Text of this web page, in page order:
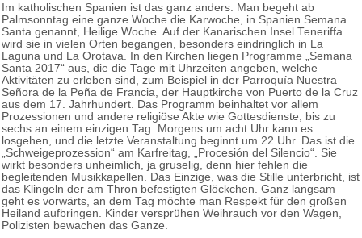
Im katholischen Spanien ist das ganz anders. Man begeht ab
Palmsonntag eine ganze Woche die Karwoche, in Spanien Semana
Santa genannt, Heilige Woche. Auf der Kanarischen Insel Teneriffa
wird sie in vielen Orten begangen, besonders eindringlich in La
Laguna und La Orotava. In den Kirchen liegen Programme „Semana
Santa 2017“ aus, die die Tage mit Uhrzeiten angeben, welche
Aktivitäten zu erleben sind, zum Beispiel in der Parroquía Nuestra
Señora de la Peña de Francia, der Hauptkirche von Puerto de la Cruz
aus dem 17. Jahrhundert. Das Programm beinhaltet vor allem
Prozessionen und andere religiöse Akte wie Gottesdienste, bis zu
sechs an einem einzigen Tag. Morgens um acht Uhr kann es
losgehen, und die letzte Veranstaltung beginnt um 22 Uhr. Das ist die
„Schweigeprozession“ am Karfreitag, „Procesión del Silencio“. Sie
wirkt besonders unheimlich, ja gruselig, denn hier fehlen die
begleitenden Musikkapellen. Das Einzige, was die Stille unterbricht, ist
das Klingeln der am Thron befestigten Glöckchen. Ganz langsam
geht es vorwärts, an dem Tag möchte man Respekt für den großen
Heiland aufbringen. Kinder versprühen Weihrauch vor den Wagen,
Polizisten bewachen das Ganze.